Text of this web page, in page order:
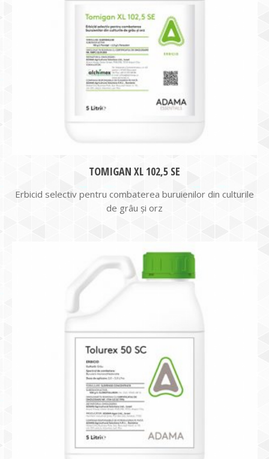
TOMIGAN XL 102,5 SE
Erbicid selectiv pentru combaterea buruienilor din culturile
de grâu și orz